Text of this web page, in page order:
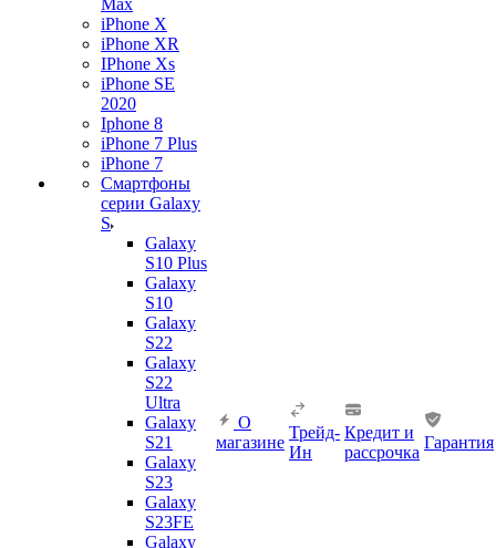
Max
iPhone X
iPhone XR
IPhone Xs
iPhone SE
2020
Iphone 8
iPhone 7 Plus
iPhone 7
Смартфоны
серии Galaxy
S
Galaxy
S10 Plus
Galaxy
S10
Galaxy
S22
Galaxy
S22
Ultra
Galaxy
S21
Galaxy
S23
Galaxy
S23FE
Galaxy
О
магазине
Трейд-
Ин
Кредит и
рассрочка
Гарантия